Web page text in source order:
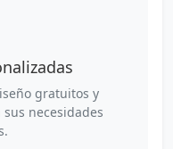
gratuitos y
necesidades